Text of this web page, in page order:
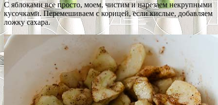
С яблоками все просто, моем, чистим и нарезаем некрупными
кусочками. Перемешиваем с корицей, если кислые, добавляем
ложку сахара.